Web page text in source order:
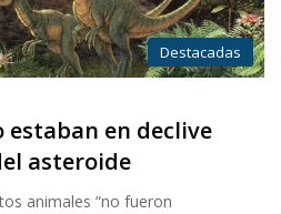
Destacadas
estaban en declive
asteroide
animales “no fueron